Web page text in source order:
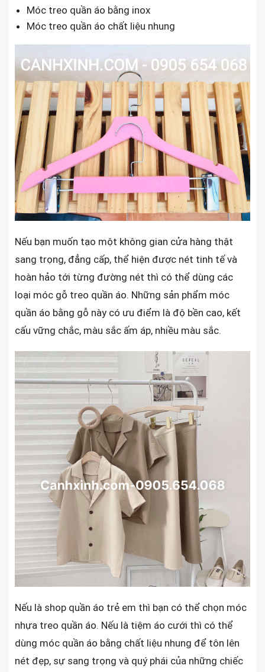
Móc treo quần áo bằng inox
Móc treo quần áo chất liệu nhung
Nếu bạn muốn tạo một không gian cửa hàng thật
sang trọng, đẳng cấp, thể hiện được nét tinh tế và
hoàn hảo tới từng đường nét thì có thể dùng các
loại móc gỗ treo quần áo. Những sản phẩm móc
quần áo bằng gỗ này có ưu điểm là độ bền cao, kết
cấu vững chắc, màu sắc ấm áp, nhiều màu sắc.
Nếu là shop quần áo trẻ em thì bạn có thể chọn móc
nhựa treo quần áo. Nếu là tiệm áo cưới thì có thể
dùng móc quần áo bằng chất liệu nhung để tôn lên
nét đẹp, sự sang trọng và quý phái của những chiếc